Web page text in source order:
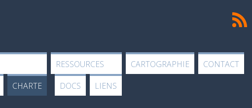
CHARTE
RESSOURCES
DOCS
LIENS
CARTOGRAPHIE CONTACT
FLux
RSS